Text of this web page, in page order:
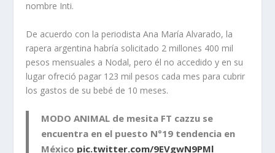
nombre Inti.
De acuerdo con la periodista Ana María Alvarado, la
rapera argentina habría solicitado 2 millones 400 mil
pesos mensuales a Nodal, pero él no accedido y en su
lugar ofreció pagar 123 mil pesos cada mes para cubrir
los gastos de su bebé de 10 meses.
MODO ANIMAL de mesita FT cazzu se
encuentra en el puesto N°19 tendencia en
México pic.twitter.com/9EVgwN9PMl